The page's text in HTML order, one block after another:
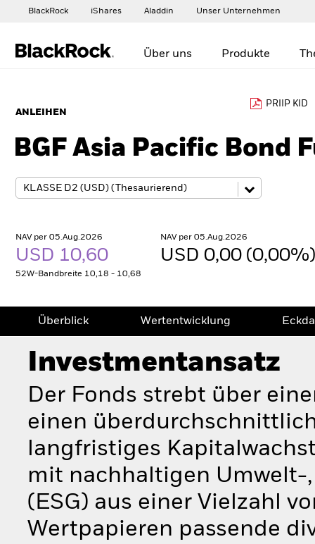
BlackRock iShares Aladdin Unser Unternehmen
Über uns Produkte
ANLEIHEN
PRIIP KID
BGF Asia Pacific Bond
NAV per 05.Aug.2026
USD 10,60
52W-Bandbreite 10,18 - 10,68
NAV per 05.Aug.2026
USD 0,00
Überblick Wertentwicklung
Investmentansatz
Der Fonds strebt über
einen
langfristiges
mit nachhaltigen Umwelt-
(ESG) aus einer Vielzahl
Wertpapieren passende